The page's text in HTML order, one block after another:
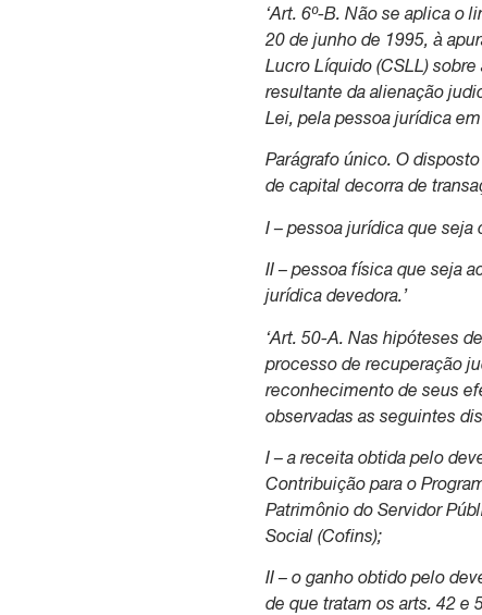
‘Art. 6º-B. Não se aplica o
20 de junho de 1995, à
Lucro Líquido (CSLL)
resultante da alienação
Lei, pela pessoa jurídica
Parágrafo único. O
de capital decorra de
I – pessoa jurídica que seja
II – pessoa física que seja
jurídica devedora.’
‘Art. 50-A. Nas hipóteses
processo de recuperação
reconhecimento de seus
observadas as seguintes
I – a receita obtida pelo
Contribuição para o
Patrimônio do Servidor
Social (Cofins);
II – o ganho obtido pelo
de que tratam os arts. 42 e